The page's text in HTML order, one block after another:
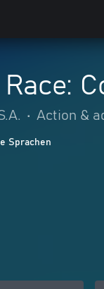
• Action &
Sprachen